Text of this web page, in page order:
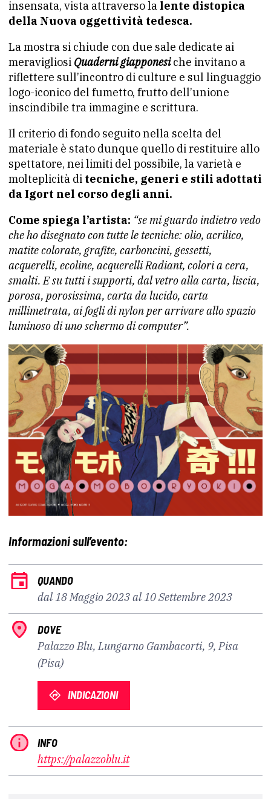
insensata, vista attraverso la lente distopica
della Nuova oggettività tedesca.
La mostra si chiude con due sale dedicate ai
meravigliosi Quaderni giapponesi che invitano a
riflettere sull’incontro di culture e sul linguaggio
logo-iconico del fumetto, frutto dell’unione
inscindibile tra immagine e scrittura.
Il criterio di fondo seguito nella scelta del
materiale è stato dunque quello di restituire allo
spettatore, nei limiti del possibile, la varietà e
molteplicità di tecniche, generi e stili adottati
da Igort nel corso degli anni.
Come spiega l’artista: “se mi guardo indietro vedo
che ho disegnato con tutte le tecniche: olio, acrilico,
matite colorate, grafite, carboncini, gessetti,
acquerelli, ecoline, acquerelli Radiant, colori a cera,
smalti. E su tutti i supporti, dal vetro alla carta, liscia,
porosa, porosissima, carta da lucido, carta
millimetrata, ai fogli di nylon per arrivare allo spazio
luminoso di uno schermo di computer”.
Informazioni sull’evento:
QUANDO
dal 18 Maggio 2023 al 10 Settembre 2023
DOVE
Palazzo Blu, Lungarno Gambacorti, 9, Pisa
(Pisa)
INDICAZIONI
INFO
https://palazzoblu.it